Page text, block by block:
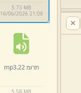
5.73 MB
16/06/2026 21:08
תרומ 22. mp3
5. 58 MB